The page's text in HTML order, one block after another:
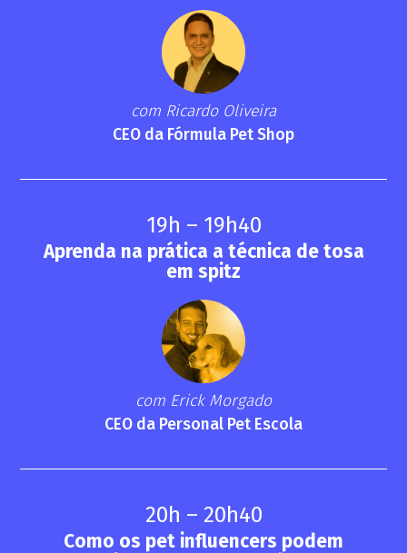
com Ricardo Oliveira
CEO da Fórmula Pet Shop
19h – 19h40
Aprenda na prática a técnica de tosa
em spitz
com Erick Morgado
CEO da Personal Pet Escola
20h – 20h40
Como os pet influencers podem